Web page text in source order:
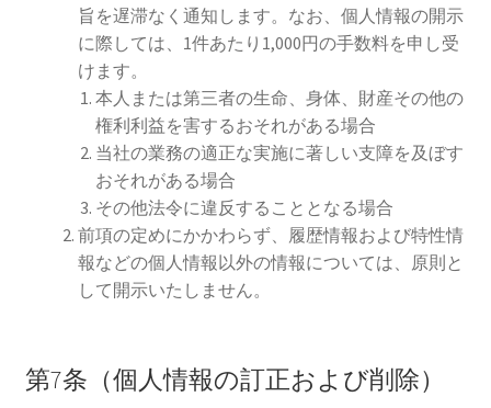
旨を遅滞なく通知します。なお、個人情報の開示
に際しては、1件あたり1,000円の手数料を申し受
けます。
本人または第三者の生命、身体、財産その他の
権利利益を害するおそれがある場合
当社の業務の適正な実施に著しい支障を及ぼす
おそれがある場合
その他法令に違反することとなる場合
前項の定めにかかわらず、履歴情報および特性情
報などの個人情報以外の情報については、原則と
して開示いたしません。
第7条（個人情報の訂正および削除）